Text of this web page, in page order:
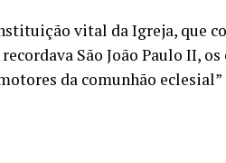
vital da Igreja, que
São João Paulo II,
da comunhão eclesial”